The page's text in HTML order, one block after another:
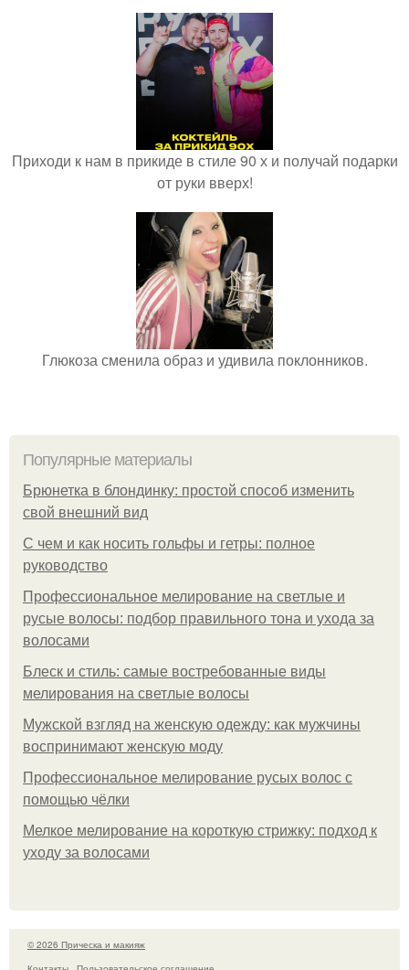
Приходи к нам в прикиде в стиле 90 х и получай подарки
от руки вверх!
Глюкоза сменила образ и удивила поклонников.
Популярные материалы
Брюнетка в блондинку: простой способ изменить
свой внешний вид
С чем и как носить гольфы и гетры: полное
руководство
Профессиональное мелирование на светлые и
русые волосы: подбор правильного тона и ухода за
волосами
Блеск и стиль: самые востребованные виды
мелирования на светлые волосы
Мужской взгляд на женскую одежду: как мужчины
воспринимают женскую моду
Профессиональное мелирование русых волос с
помощью чёлки
Мелкое мелирование на короткую стрижку: подход к
уходу за волосами
© 2026 Прическа и макияж